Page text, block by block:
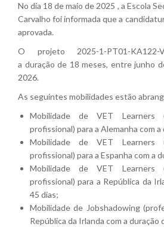
No dia 18 de maio de 2025 , a Escola
Carvalho foi informada que a
aprovada.
O projeto 2025-1-PT01-KA122-
a duração de 18 meses, entre junho
2026.
As seguintes mobilidades estão
Mobilidade de VET Learners
profissional) para a Alemanha com
Mobilidade de VET Learners
profissional) para a Espanha com a
Mobilidade de VET Learners
profissional) para a República da
45 dias;
Mobilidade de Jobshadowing
República da Irlanda com a duração